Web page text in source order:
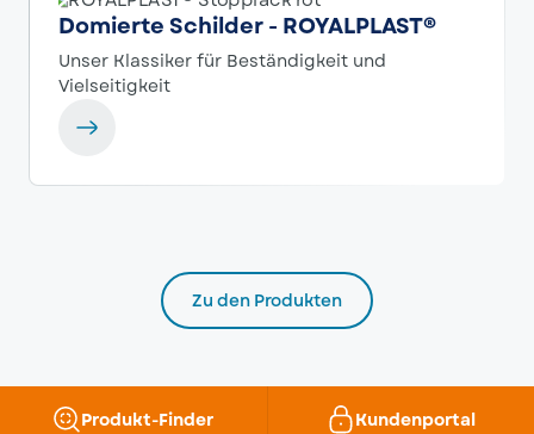
Domierte Schilder - ROYALPLAST®
Unser Klassiker für Beständigkeit und
Vielseitigkeit
Zu den Produkten
Produkt-Finder Kundenportal